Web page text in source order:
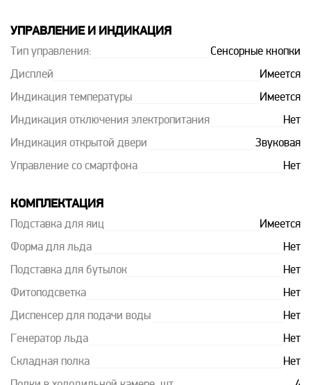
УПРАВЛЕНИЕ И ИНДИКАЦИЯ
Тип управления: Сенсорные кнопки
Дисплей Имеется
Индикация температуры Имеется
Индикация отключения электропитания Нет
Индикация открытой двери Звуковая
Управление со смартфона Нет
КОМПЛЕКТАЦИЯ
Подставка для яиц Имеется
Форма для льда Нет
Подставка для бутылок Нет
Фитоподсветка Нет
Диспенсер для подачи воды Нет
Генератор льда Нет
Складная полка Нет